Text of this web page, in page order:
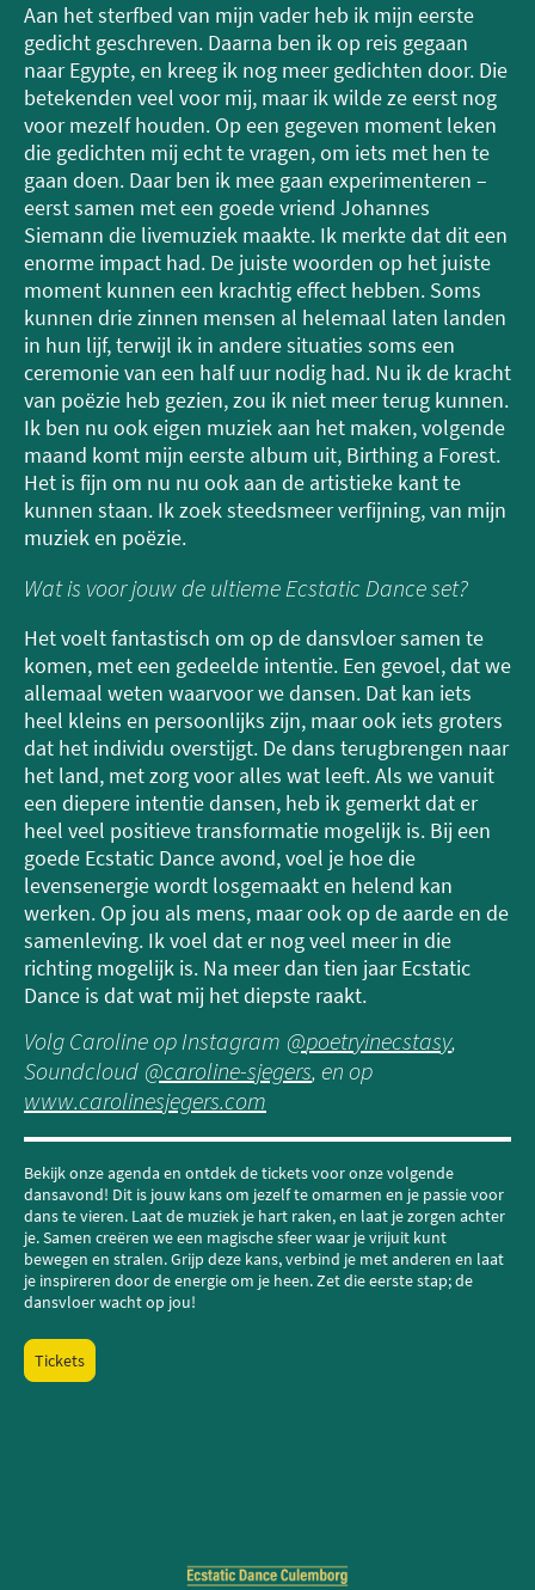
Aan het sterfbed van mijn vader heb ik mijn eerste
gedicht geschreven. Daarna ben ik op reis gegaan
naar Egypte, en kreeg ik nog meer gedichten door. Die
betekenden veel voor mij, maar ik wilde ze eerst nog
voor mezelf houden. Op een gegeven moment leken
die gedichten mij echt te vragen, om iets met hen te
gaan doen. Daar ben ik mee gaan experimenteren –
eerst samen met een goede vriend Johannes
Siemann die livemuziek maakte. Ik merkte dat dit een
enorme impact had. De juiste woorden op het juiste
moment kunnen een krachtig effect hebben. Soms
kunnen drie zinnen mensen al helemaal laten landen
in hun lijf, terwijl ik in andere situaties soms een
ceremonie van een half uur nodig had. Nu ik de kracht
van poëzie heb gezien, zou ik niet meer terug kunnen.
Ik ben nu ook eigen muziek aan het maken, volgende
maand komt mijn eerste album uit, Birthing a Forest.
Het is fijn om nu nu ook aan de artistieke kant te
kunnen staan. Ik zoek steedsmeer verfijning, van mijn
muziek en poëzie.
Wat is voor jouw de ultieme Ecstatic Dance set?
Het voelt fantastisch om op de dansvloer samen te
komen, met een gedeelde intentie. Een gevoel, dat we
allemaal weten waarvoor we dansen. Dat kan iets
heel kleins en persoonlijks zijn, maar ook iets groters
dat het individu overstijgt. De dans terugbrengen naar
het land, met zorg voor alles wat leeft. Als we vanuit
een diepere intentie dansen, heb ik gemerkt dat er
heel veel positieve transformatie mogelijk is. Bij een
goede Ecstatic Dance avond, voel je hoe die
levensenergie wordt losgemaakt en helend kan
werken. Op jou als mens, maar ook op de aarde en de
samenleving. Ik voel dat er nog veel meer in die
richting mogelijk is. Na meer dan tien jaar Ecstatic
Dance is dat wat mij het diepste raakt.
Volg Caroline op Instagram @poetryinecstasy,
Soundcloud @caroline-sjegers, en op
www.carolinesjegers.com
Bekijk onze agenda en ontdek de tickets voor onze volgende
dansavond! Dit is jouw kans om jezelf te omarmen en je passie voor
dans te vieren. Laat de muziek je hart raken, en laat je zorgen achter
je. Samen creëren we een magische sfeer waar je vrijuit kunt
bewegen en stralen. Grijp deze kans, verbind je met anderen en laat
je inspireren door de energie om je heen. Zet die eerste stap; de
dansvloer wacht op jou!
Tickets